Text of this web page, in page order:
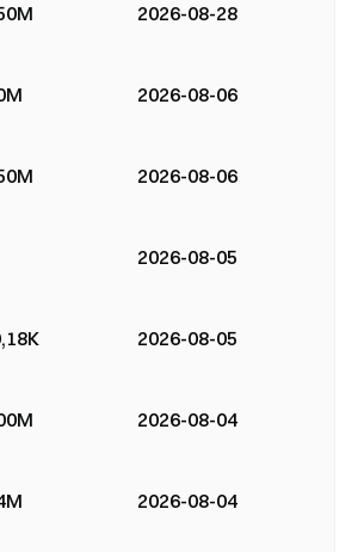
2026-08-28
2026-08-06
2026-08-06
2026-08-05
2026-08-05
2026-08-04
2026-08-04